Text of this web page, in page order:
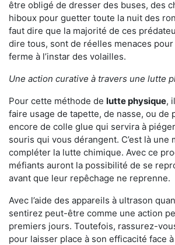
être obligé de dresser des buses, des
hiboux pour guetter toute la nuit des
faut dire que la majorité de ces
dire tous, sont de réelles menaces
ferme à l’instar des volailles.
Une action curative à travers une lutte
Pour cette méthode de lutte physique,
faire usage de tapette, de nasse, ou de
encore de colle glue qui servira à
souris qui vous dérangent. C’est là une
compléter la lutte chimique. Avec ce
méfiants auront la possibilité de se
avant que leur repêchage ne reprenne.
Avec l’aide des appareils à ultrason
sentirez peut-être comme une action
premiers jours. Toutefois, rassurez-
pour laisser place à son efficacité face